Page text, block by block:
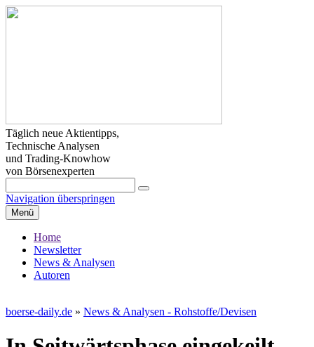
Täglich neue Aktientipps,
Technische Analysen
und Trading-Knowhow
von Börsenexperten
Navigation überspringen
Menü
Home
Newsletter
News & Analysen
Autoren
boerse-daily.de » News & Analysen - Rohstoffe/Devisen